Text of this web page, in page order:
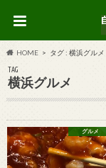
HOME タグ : 横浜グルメ
TAG
横浜グルメ
グルメ